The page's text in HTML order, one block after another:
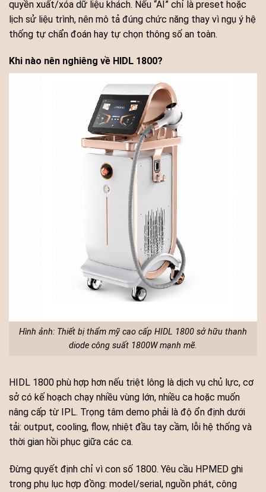
quyền xuất/xóa dữ liệu khách. Nếu “AI” chỉ là preset hoặc
lịch sử liệu trình, nên mô tả đúng chức năng thay vì ngụ ý hệ
thống tự chẩn đoán hay tự chọn thông số an toàn.
Khi nào nên nghiêng về HIDL 1800?
Hình ảnh: Thiết bị thẩm mỹ cao cấp HIDL 1800 sở hữu thanh
diode công suất 1800W mạnh mẽ.
HIDL 1800 phù hợp hơn nếu triệt lông là dịch vụ chủ lực, cơ
sở có kế hoạch chạy nhiều vùng lớn, nhiều ca hoặc muốn
nâng cấp từ IPL. Trọng tâm demo phải là độ ổn định dưới
tải: output, cooling, flow, nhiệt đầu tay cầm, lỗi hệ thống và
thời gian hồi phục giữa các ca.
Đừng quyết định chỉ vì con số 1800. Yêu cầu HPMED ghi
trong phụ lục hợp đồng: model/serial, nguồn phát, công